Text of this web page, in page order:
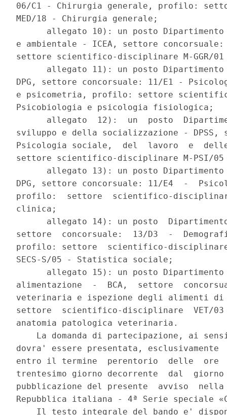
06/C1 - Chirurgia generale, profilo:
MED/18 - Chirurgia generale;
allegato 10): un posto
e ambientale - ICEA, settore
settore scientifico-disciplinare M-GGR/
allegato 11): un posto
DPG, settore concorsuale: 11/E1 -
e psicometria, profilo: settore
Psicobiologia e psicologia fisiologica;
allegato  12):  un  posto
sviluppo e della socializzazione - DPSS,
Psicologia sociale,  del  lavoro  e
settore scientifico-disciplinare M-PSI/
allegato 13): un posto
DPG, settore concorsuale: 11/E4  -
profilo:  settore  scientifico-
clinica;
allegato 14): un posto
settore  concorsuale:  13/D3  -
profilo: settore  scientifico-disciplinare
SECS-S/05 - Statistica sociale;
allegato 15): un posto
alimentazione  -  BCA,  settore
veterinaria e ispezione degli alimenti
settore  scientifico-disciplinare  VET/
anatomia patologica veterinaria.
La domanda di partecipazione, ai
dovra' essere presentata,
entro il termine  perentorio  delle
trentesimo giorno decorrente  dal
pubblicazione del presente  avviso
Repubblica italiana - 4ª Serie speciale
Il testo integrale del bando e'